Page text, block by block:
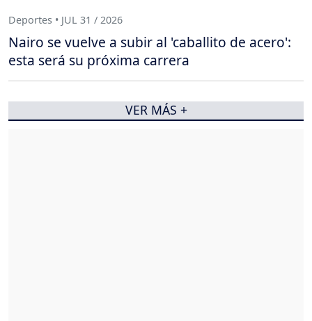
Deportes • JUL 31 / 2026
Nairo se vuelve a subir al 'caballito de acero':
esta será su próxima carrera
VER MÁS +